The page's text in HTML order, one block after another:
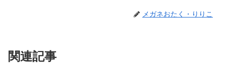
メガネおたく・りりこ
関連記事